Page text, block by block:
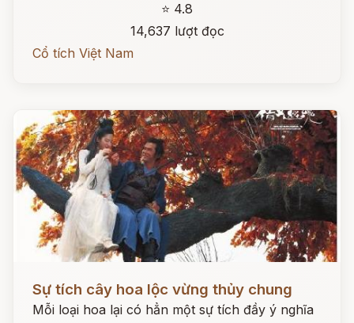
⭐ 4.8
14,637 lượt đọc
Cổ tích Việt Nam
Sự tích cây hoa lộc vừng thủy chung
Mỗi loại hoa lại có hẳn một sự tích đầy ý nghĩa